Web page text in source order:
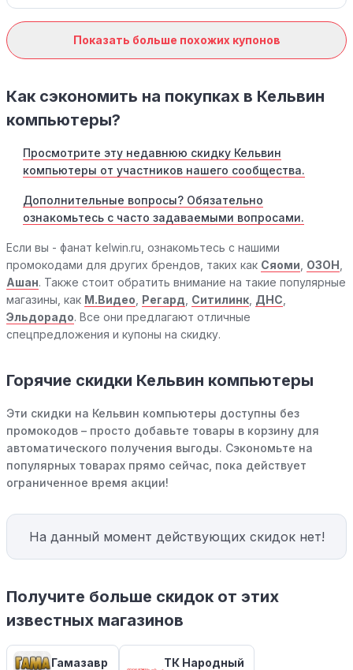
Показать больше похожих купонов
Как сэкономить на покупках в Кельвин
компьютеры?
Просмотрите эту недавнюю скидку Кельвин
компьютеры от участников нашего сообщества.
Дополнительные вопросы? Обязательно
ознакомьтесь с часто задаваемыми вопросами.
Если вы - фанат kelwin.ru, ознакомьтесь с нашими
промокодами для других брендов, таких как Сяоми ОЗОН
Ашан. Также стоит обратить внимание на такие популярные
магазины, как М.Видео Регард Ситилинк ДНС
Эльдорадо. Все они предлагают отличные
спецпредложения и купоны на скидку.
Горячие скидки Кельвин компьютеры
Эти скидки на Кельвин компьютеры доступны без
промокодов – просто добавьте товары в корзину для
автоматического получения выгоды. Сэкономьте на
популярных товарах прямо сейчас, пока действует
ограниченное время акции!
На данный момент действующих скидок нет!
Получите больше скидок от этих
известных магазинов
Гамазавр ТК Народный